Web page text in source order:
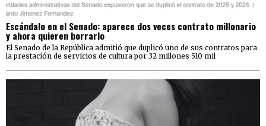
Escándalo en el Senado: aparece dos veces contrato millonario
y ahora quieren borrarlo
El Senado de la República admitió que duplicó uno de sus contratos para
la prestación de servicios de cultura por 32 millones 510 mil